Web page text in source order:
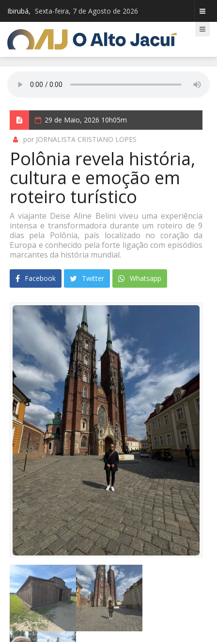
Ibirubá, Sexta-feira, 7 de Agosto de 2026
29 de Maio, 2026 10h05m
por JORNALISTA CRISTIANO LOPES
Polônia revela história,
cultura e emoção em
roteiro turístico
A viajante Deise Aline Belini viveu uma experiência
intensa e transformadora durante um roteiro de 9
dias pela Polônia, país localizado no coração da
Europa e conhecido pela forte ligação com episódios
marcantes da história mundial.
Facebook Twitter Whatsapp